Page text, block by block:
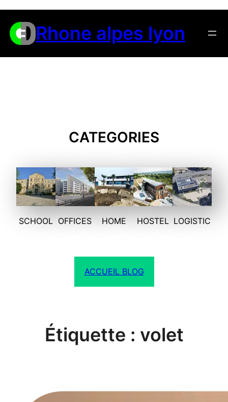
Aller
au
contenu Rhone alpes lyon
CATEGORIES
SCHOOL OFFICES HOME HOSTEL LOGISTIC
ACCUEIL BLOG
Étiquette : volet